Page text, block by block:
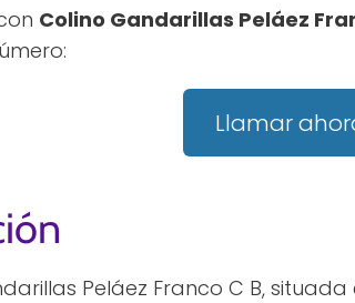
Colino Gandarillas Peláez
Llamar
Peláez Franco C B,